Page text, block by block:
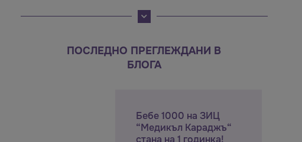
ПОСЛЕДНО ПРЕГЛЕЖДАНИ В
БЛОГА
Бебе 1000 на ЗИЦ
“Медикъл Караджъ“
стана на 1 годинка!